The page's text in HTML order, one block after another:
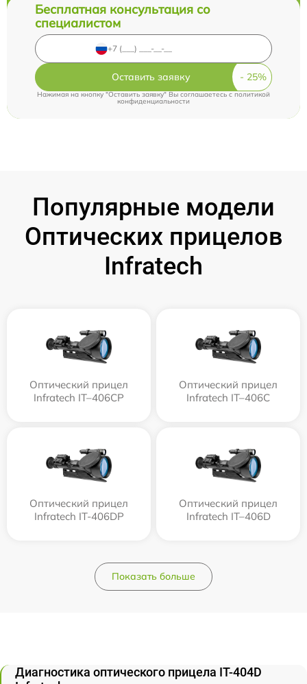
Бесплатная консультация со
специалистом
Оставить заявку
Нажимая на кнопку "Оставить заявку" Вы соглашаетесь cполитикой
конфиденциальности
Популярные модели
Оптических прицелов
Infratech
Оптический прицел
Infratech IT–406СP
Оптический прицел
Infratech IT–406С
Оптический прицел
Infratech IT-406DP
Оптический прицел
Infratech IT–406D
Показать больше
Диагностика оптического прицела IT-404D